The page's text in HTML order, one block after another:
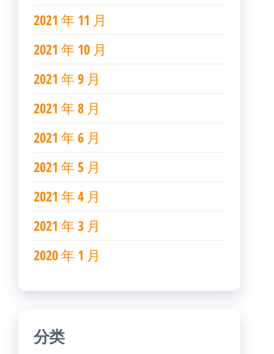
2021 年 11 月
2021 年 10 月
2021 年 9 月
2021 年 8 月
2021 年 6 月
2021 年 5 月
2021 年 4 月
2021 年 3 月
2020 年 1 月
分类